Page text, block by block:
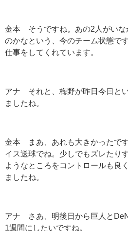
金本 そうですね。あの2人がいな
のかなという、今のチーム状態で
仕事をしてくれています。
アナ それと、梅野が昨日今日と
ましたね。
金本 まあ、あれも大きかったで
イス送球でね。少しでもズレたり
ようなところをコントロールも良
ましたね。
アナ さあ、明後日から巨人と
1週間にしたいですね。